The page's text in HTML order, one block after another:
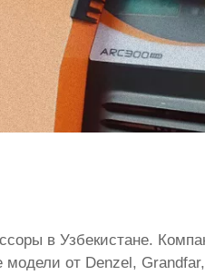
в Узбекистане.
от Denzel,